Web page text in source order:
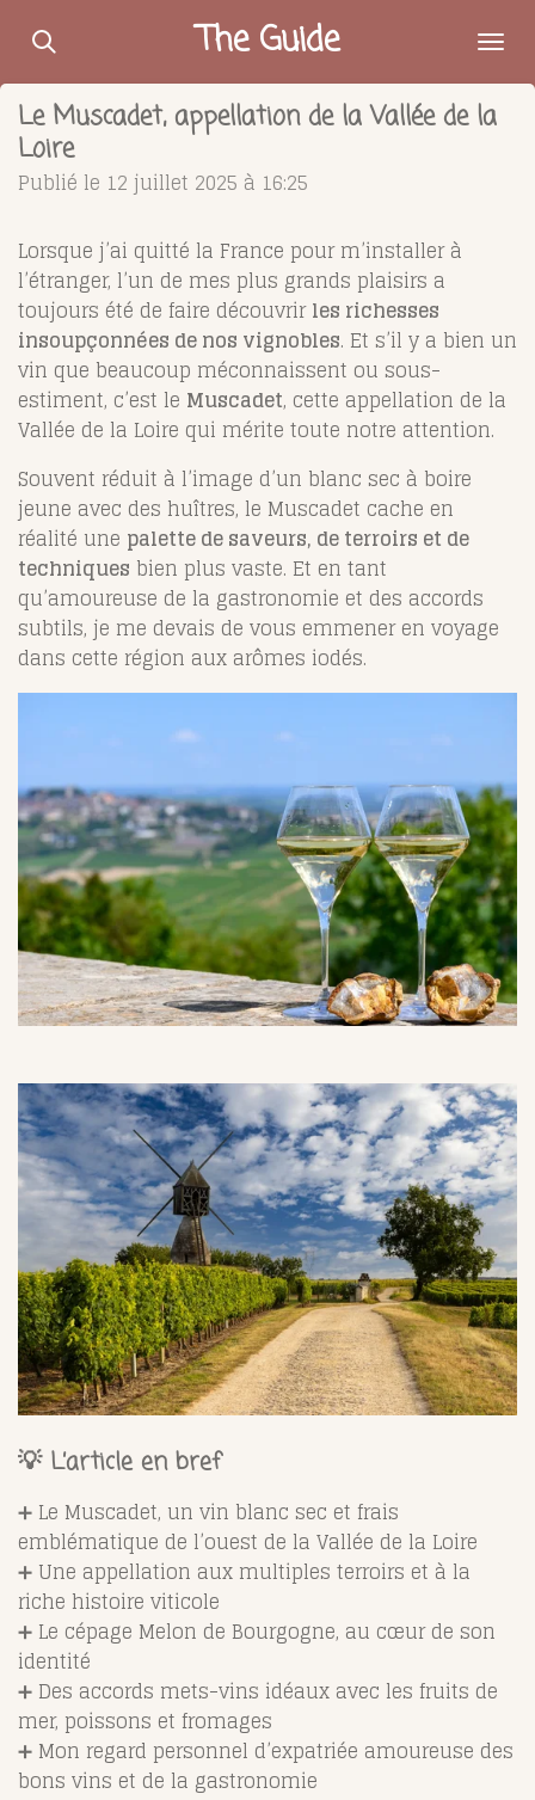
Passer
contenu
principal
The Guide
Le Muscadet, appellation de la Vallée de la
Loire
Publié le 12 juillet 2025 à 16:25
Lorsque j’ai quitté la France pour m’installer à
l’étranger, l’un de mes plus grands plaisirs a
toujours été de faire découvrirles richesses
insoupçonnées de nos vignobles. Et s’il y a bien un
vin que beaucoup méconnaissent ou sous-
estiment, c’est le Muscadet, cette appellation de la
Vallée de la Loire qui mérite toute notre attention.
Souvent réduit à l’image d’un blanc sec à boire
jeune avec des huîtres, le Muscadet cache en
réalité une palette de saveurs, de terroirs et de
techniques bien plus vaste. Et en tant
qu’amoureuse de la gastronomie et des accords
subtils, je me devais de vous emmener en voyage
dans cette région aux arômes iodés.
💡 L’article en bref
➕ Le Muscadet, un vin blanc sec et frais
emblématique de l’ouest de la Vallée de la Loire
➕ Une appellation aux multiples terroirs et à la
riche histoire viticole
➕ Le cépage Melon de Bourgogne, au cœur de son
identité
➕ Des accords mets-vins idéaux avec les fruits de
mer, poissons et fromages
➕ Mon regard personnel d’expatriée amoureuse des
bons vins et de la gastronomie